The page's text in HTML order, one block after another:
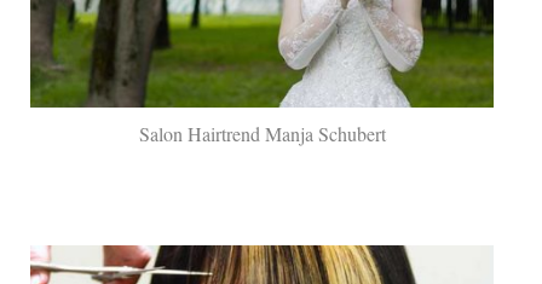
Salon Hairtrend Manja Schubert